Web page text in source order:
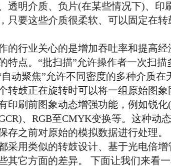
明介质、负片(在某些情况下)、印
只要这些介质很柔软、可以固定在转
行业关心的是增加吞吐率和提高经
特点。“批扫描”允许操作者一次扫
动聚焦”允许不同密度的多种介质
转鼓正在旋转时可以将一组原始图
印刷前图象动态增强功能，例如锐化
、RGB至CMYK变换等。这种动
存之前对原始的模拟数据进行处理。
用类似的转鼓设计、基于光电倍增
其它方面的差异。 下面让我们来看